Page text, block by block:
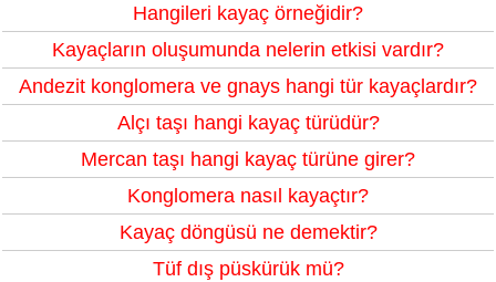
Hangileri kayaç örneğidir?
Kayaçların oluşumunda nelerin etkisi vardır?
Andezit konglomera ve gnays hangi tür kayaçlardır?
Alçı taşı hangi kayaç türüdür?
Mercan taşı hangi kayaç türüne girer?
Konglomera nasıl kayaçtır?
Kayaç döngüsü ne demektir?
Tüf dış püskürük mü?